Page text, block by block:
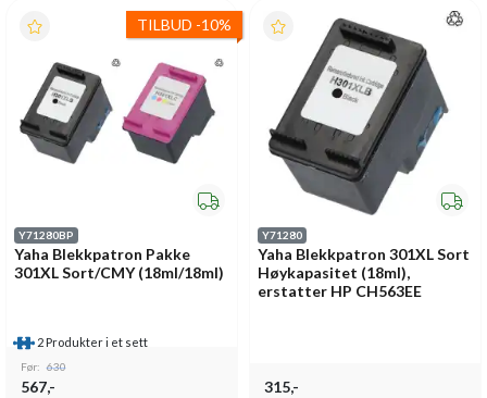
TILBUD -10%
Y71280BP
Yaha Blekkpatron Pakke
301XL Sort/CMY (18ml/18ml)
2 Produkter i et sett
Før: 630
567,-
Y71280
Yaha Blekkpatron 301XL Sort
Høykapasitet (18ml),
erstatter HP CH563EE
315,-